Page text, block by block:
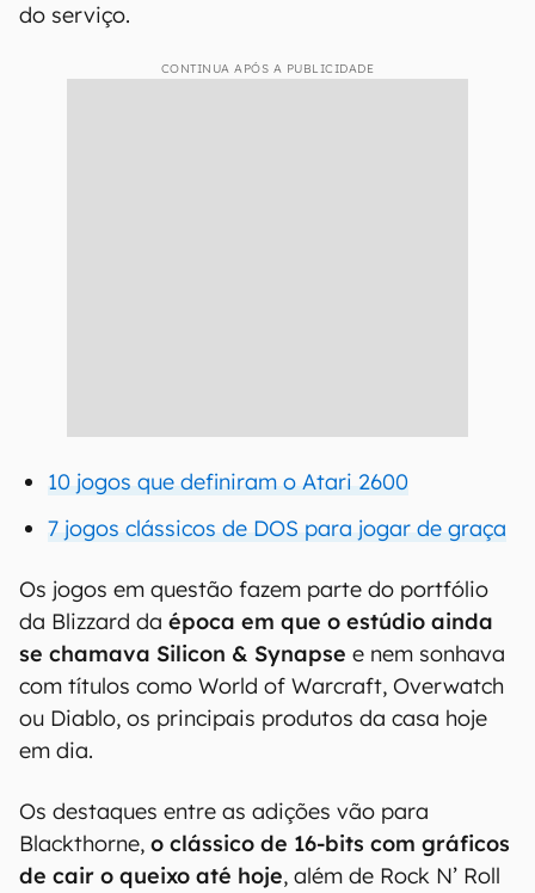
do serviço.
CONTINUA APÓS A PUBLICIDADE
10 jogos que definiram o Atari 2600
7 jogos clássicos de DOS para jogar de graça
Os jogos em questão fazem parte do portfólio
da Blizzard da época em que o estúdio ainda
se chamava Silicon & Synapse e nem sonhava
com títulos como World of Warcraft, Overwatch
ou Diablo, os principais produtos da casa hoje
em dia.
Os destaques entre as adições vão para
Blackthorne, o clássico de 16-bits com gráficos
de cair o queixo até hoje, além de Rock N’ Roll